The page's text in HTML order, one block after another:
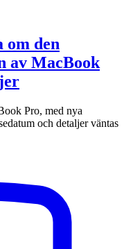
om den
av MacBook
Pro, med nya
och detaljer väntas